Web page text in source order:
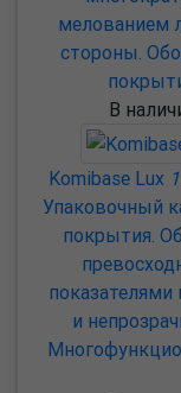
мелованием
стороны.
В
Komibase Lux
Упаковочный
покрытия.
показателями
и